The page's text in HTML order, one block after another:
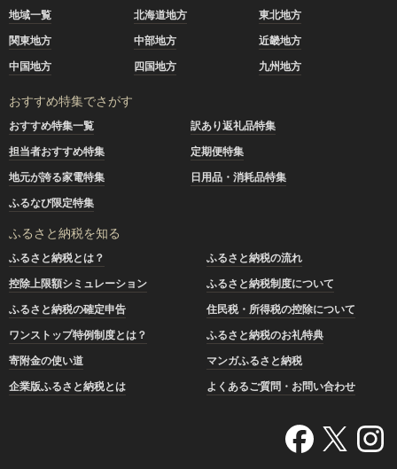
地域一覧 北海道地方
東北地方
関東地方
中部地方
近畿地方
中国地方
四国地方 九州地方
おすすめ特集でさがす
おすすめ特集一覧
訳あり返礼品特集
担当者おすすめ特集
定期便特集
地元が誇る家電特集
日用品・消耗品特集
ふるなび限定特集
ふるさと納税を知る
ふるさと納税とは？
ふるさと納税の流れ
控除上限額シミュレーション
ふるさと納税制度について
ふるさと納税の確定申告
住民税・所得税の控除について
ワンストップ特例制度とは？
ふるさと納税のお礼特典
寄附金の使い道
マンガふるさと納税
企業版ふるさと納税とは
よくあるご質問・お問い合わせ